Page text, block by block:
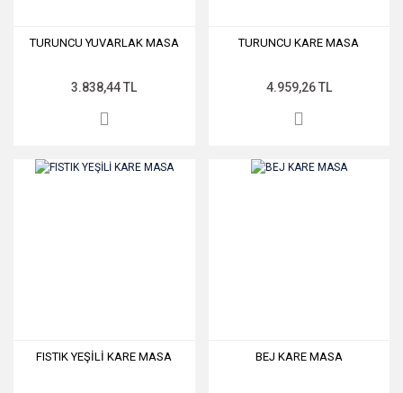
TURUNCU YUVARLAK MASA
3.838,44 TL
TURUNCU KARE MASA
4.959,26 TL
FISTIK YEŞİLİ KARE MASA BEJ KARE MASA